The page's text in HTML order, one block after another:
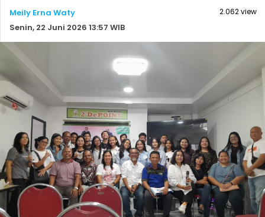
Meily Erna Waty
Senin, 22 Juni 2026 13:57 WIB
2.062 view